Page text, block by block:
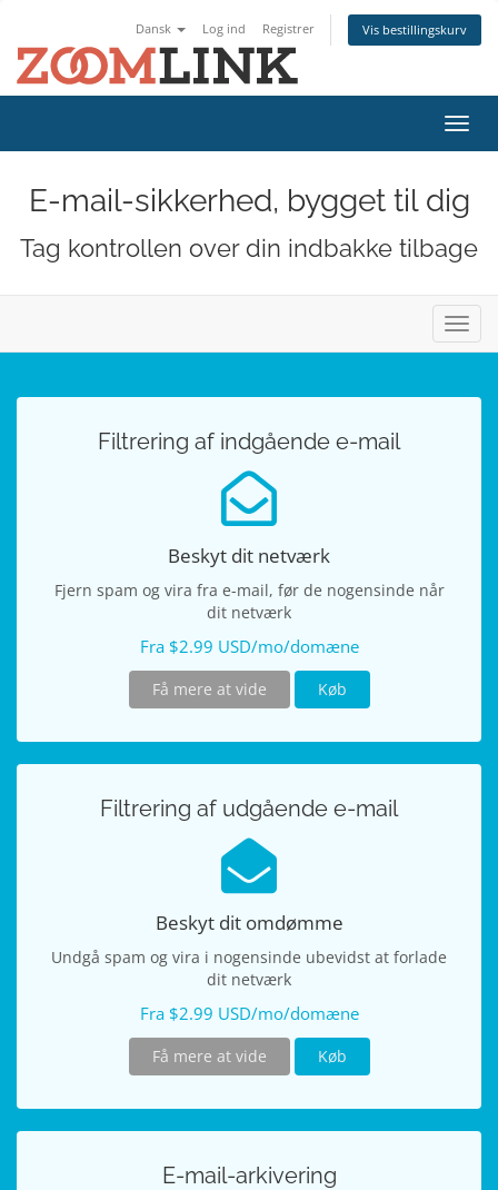
Dansk Log ind Registrer Vis bestillingskurv
Skift
E-mail-sikkerhed, bygget til dig
Tag kontrollen over din indbakke tilbage
Skift
Filtrering af indgående e-mail
Beskyt dit netværk
Fjern spam og vira fra e-mail, før de nogensinde når
dit netværk
Fra $2.99 USD/mo/domæne
Få mere at vide Køb
Filtrering af udgående e-mail
Beskyt dit omdømme
Undgå spam og vira i nogensinde ubevidst at forlade
dit netværk
Fra $2.99 USD/mo/domæne
Få mere at vide Køb
E-mail-arkivering